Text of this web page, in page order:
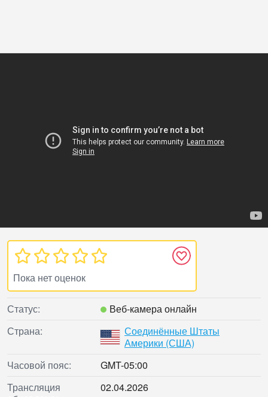
Пока нет оценок
Статус:
Веб‑камера онлайн
Страна:
Соединённые Штаты
Америки (США)
Часовой пояс:
GMT-05:00
Трансляция
02.04.2026